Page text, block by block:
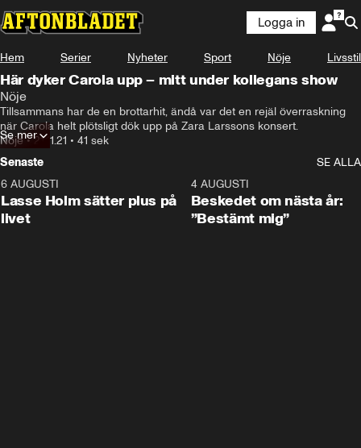
Logga in
Hem Serier Nyheter Sport Nöje Livsstil
Här dyker Carola upp – mitt under kollegans show
Nöje
Tillsammans har de en brottarhit, ändå var det en rejäl överraskning
när Carola helt plötsligt dök upp på Zara Larssons konsert.
Nöje•21.11.21 • 41 sek
Se mer
Senaste
SE ALLA
6 AUGUSTI
Lasse Holm sätter plus på
livet
4 AUGUSTI
Beskedet om nästa år:
”Bestämt mig”